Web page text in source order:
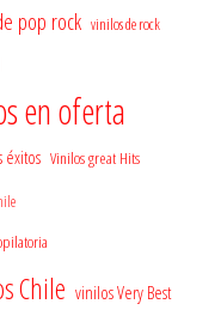
pop rock vinilos de rock
en oferta
éxitos Vinilos great Hits
Chile vinilos Very Best